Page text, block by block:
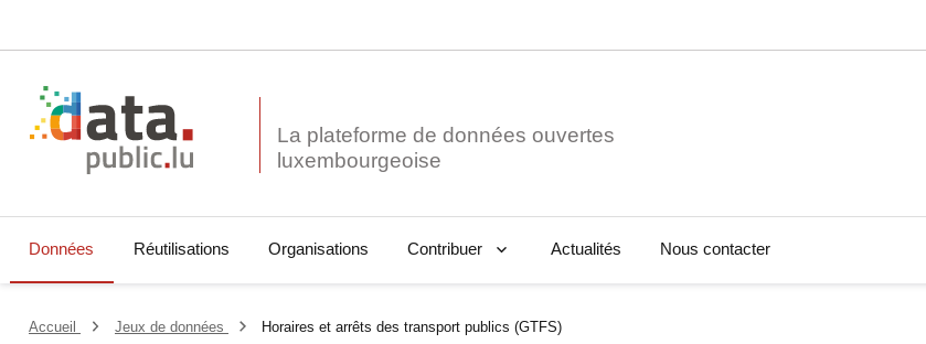
La plateforme de données ouvertes
Données Réutilisations Organisations Contribuer Actualités Nous contacter
Accueil Jeux de données Horaires et arrêts des transport publics (GTFS)